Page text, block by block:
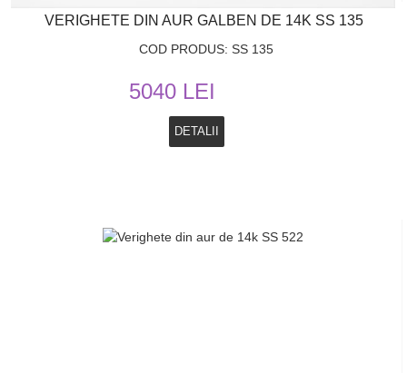
VERIGHETE DIN AUR GALBEN DE 14K SS 135
COD PRODUS: SS 135
5040 LEI
DETALII